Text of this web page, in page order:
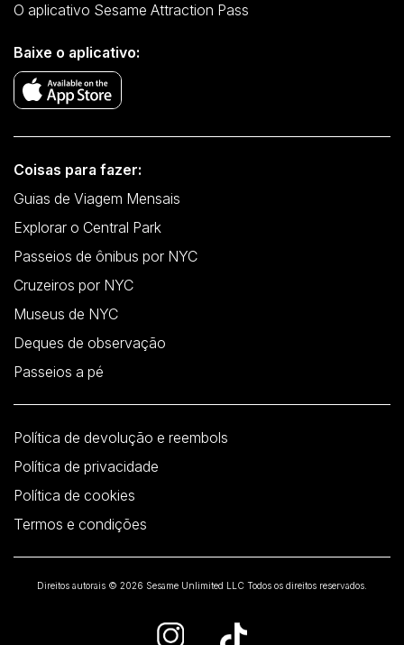
O aplicativo Sesame Attraction Pass
Baixe o aplicativo:
Coisas para fazer:
Guias de Viagem Mensais
Explorar o Central Park
Passeios de ônibus por NYC
Cruzeiros por NYC
Museus de NYC
Deques de observação
Passeios a pé
Política de devolução e reembols
Política de privacidade
Política de cookies
Termos e condições
Direitos autorais © 2026 Sesame Unlimited LLC Todos os direitos reservados.